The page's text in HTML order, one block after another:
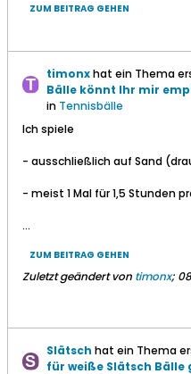
ZUM BEITRAG GEHEN
timonxhat ein Thema
Bälle könnt Ihr mir
in Tennisbälle
Ich spiele
- ausschließlich auf Sand
- meist 1 Mal für 1,5 Stunden
...
ZUM BEITRAG GEHEN
Zuletzt geändert von timonx;
Slätsch hat ein Thema
für weiße Slätsch Bälle